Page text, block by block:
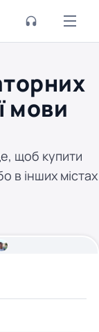
мови
щоб купити
в інших містах